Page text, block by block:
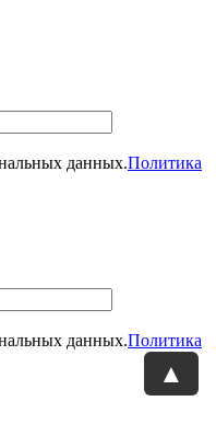
▲
данных.Политика
данных.Политика